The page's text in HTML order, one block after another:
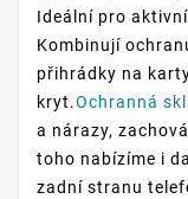
Ideální pro
Kombinují
přihrádky na
kryt.Ochranná
a nárazy,
toho nabízíme i
zadní stranu